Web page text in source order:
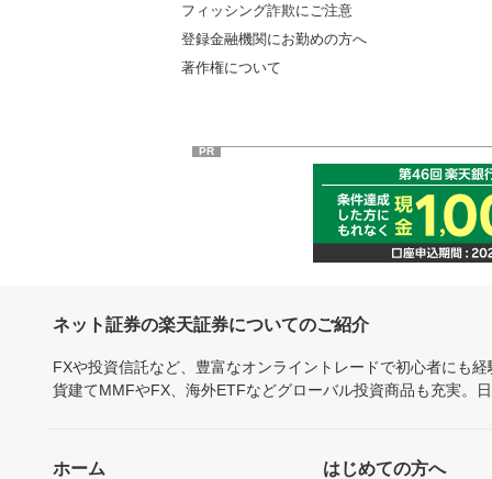
フィッシング詐欺にご注意
登録金融機関にお勤めの方へ
著作権について
PR
ネット証券の楽天証券についてのご紹介
FXや投資信託など、豊富なオンライントレードで初心者にも
貨建てMMFやFX、海外ETFなどグローバル投資商品も充実。
ホーム はじめての方へ